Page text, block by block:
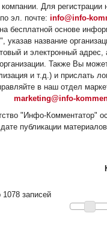
Для регистрации
по эл. почте: info@info-
бесплатной основе
указав название
и электронный адрес,
Также Вы
и т.д.) и прислать
в наш отдел
marketing@info-
"Инфо-Комментатор"
публикации
записей